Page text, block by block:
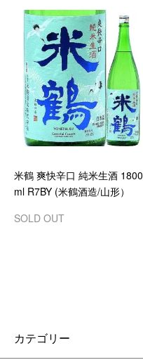
米鶴 爽快辛口 純米生酒 1800
ml R7BY (米鶴酒造/山形）
SOLD OUT
カテゴリー